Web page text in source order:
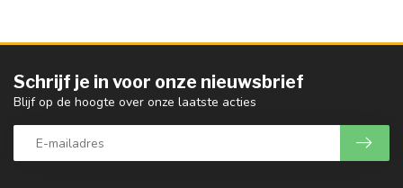
Schrijf je in voor onze nieuwsbrief
Blijf op de hoogte over onze laatste acties